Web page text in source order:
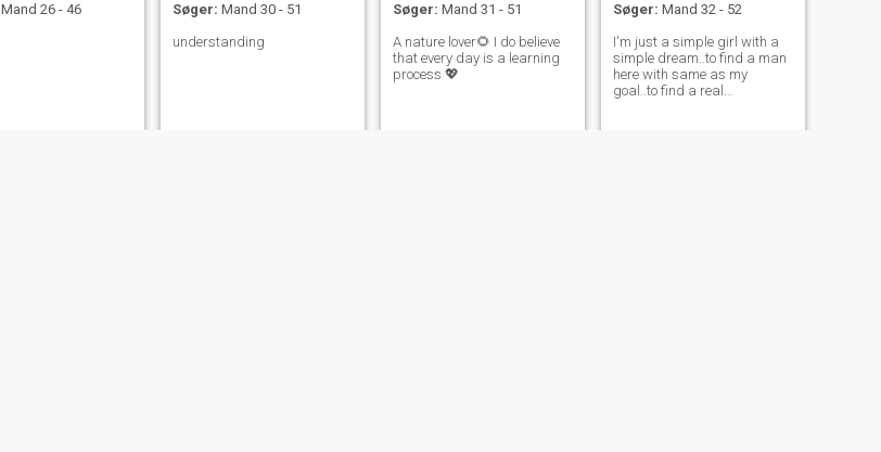
Mand 26 - 46
Søger: Mand 30 - 51
understanding
Søger: Mand 31 - 51
A nature lover🌻 I do believe
that every day is a learning
process 💖
Søger: Mand 32 - 52
I'm just a simple girl with a
simple dream..to find a man
here with same as my
goal..to find a real